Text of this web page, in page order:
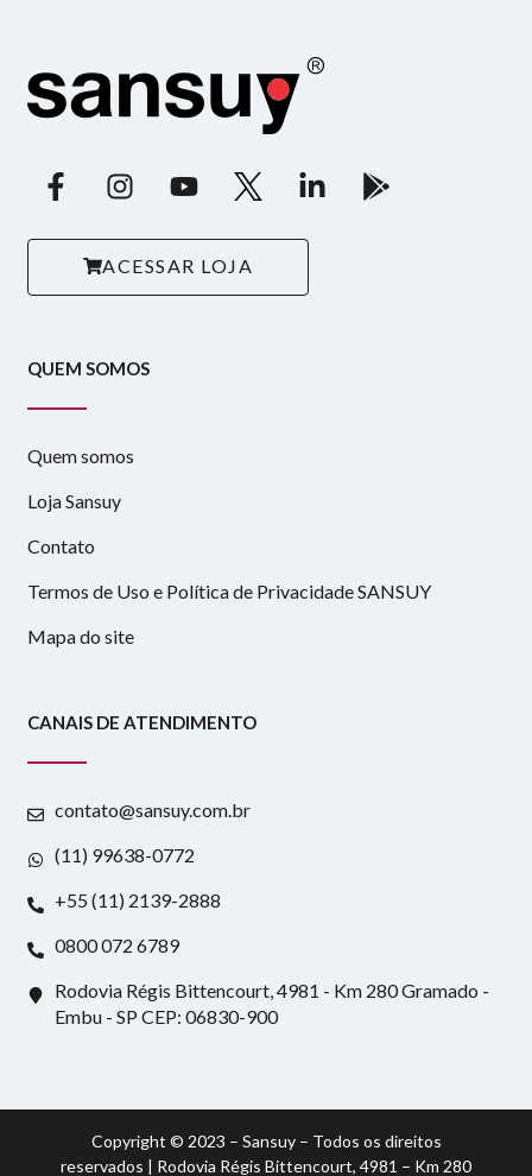
ACESSAR LOJA
QUEM SOMOS
Quem somos
Loja Sansuy
Contato
Termos de Uso e Política de Privacidade SANSUY
Mapa do site
CANAIS DE ATENDIMENTO
contato@sansuy.com.br
(11) 99638-0772
+55 (11) 2139-2888
0800 072 6789
Rodovia Régis Bittencourt, 4981 - Km 280 Gramado -
Embu - SP CEP: 06830-900
Copyright © 2023 – Sansuy – Todos os direitos
reservados | Rodovia Régis Bittencourt, 4981 – Km 280